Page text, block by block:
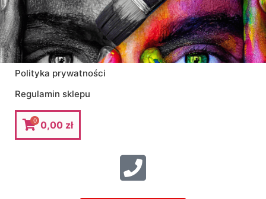
Polityka prywatności
Regulamin sklepu
0,00 zł
0